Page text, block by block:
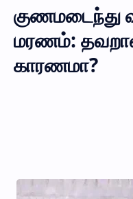
குணமடைந்து
மரணம்:
காரணமா?